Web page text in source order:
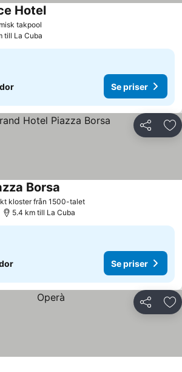
takpool
HotelSe priser
till La Cuba
Se priser
Dela
kloster från 1500-taletSe priser
Borsa
5.4 km till La Cuba
Se priser
Dela